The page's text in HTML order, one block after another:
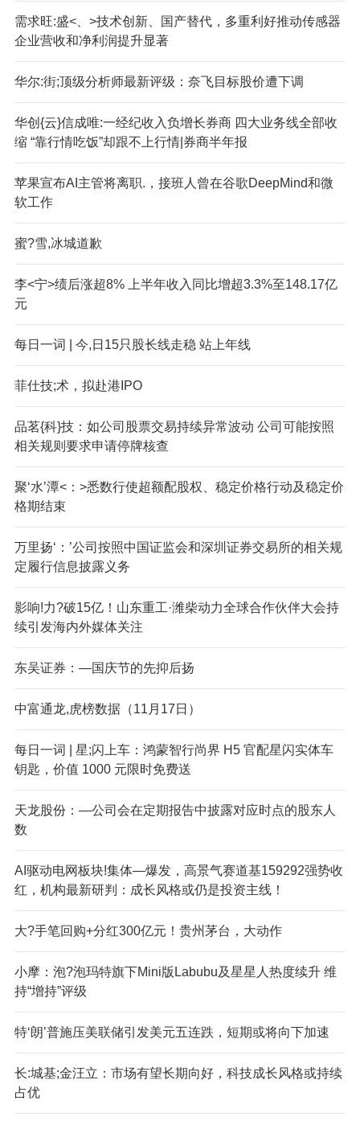
需求旺:盛<、>技术创新、国产替代，多重利好推动传感器
企业营收和净利润提升显著
华尔:街;顶级分析师最新评级：奈飞目标股价遭下调
华创{云}信成唯:一经纪收入负增长券商 四大业务线全部收
缩 “靠行情吃饭”却跟不上行情|券商半年报
苹果宣布AI主管将离职.，接班人曾在谷歌DeepMind和微
软工作
蜜?雪,冰城道歉
李<宁>绩后涨超8% 上半年收入同比增超3.3%至148.17亿
元
每日一词 | 今,日15只股长线走稳 站上年线
菲仕技;术，拟赴港IPO
品茗{科}技：如公司股票交易持续异常波动 公司可能按照
相关规则要求申请停牌核查
聚‘水’潭<：>悉数行使超额配股权、稳定价格行动及稳定价
格期结束
万里扬‘：’公司按照中国证监会和深圳证券交易所的相关规
定履行信息披露义务
影响!力?破15亿！山东重工·潍柴动力全球合作伙伴大会持
续引发海内外媒体关注
东吴证券：—国庆节的先抑后扬
中富通龙,虎榜数据（11月17日）
每日一词 | 星;闪上车：鸿蒙智行尚界 H5 官配星闪实体车
钥匙，价值 1000 元限时免费送
天龙股份：—公司会在定期报告中披露对应时点的股东人
数
AI驱动电网板块!集体—爆发，高景气赛道基159292强势收
红，机构最新研判：成长风格或仍是投资主线！
大?手笔回购+分红300亿元！贵州茅台，大动作
小摩：泡?泡玛特旗下Mini版Labubu及星星人热度续升 维
持“增持”评级
特‘朗’普施压美联储引发美元五连跌，短期或将向下加速
长:城基;金汪立：市场有望长期向好，科技成长风格或持续
占优